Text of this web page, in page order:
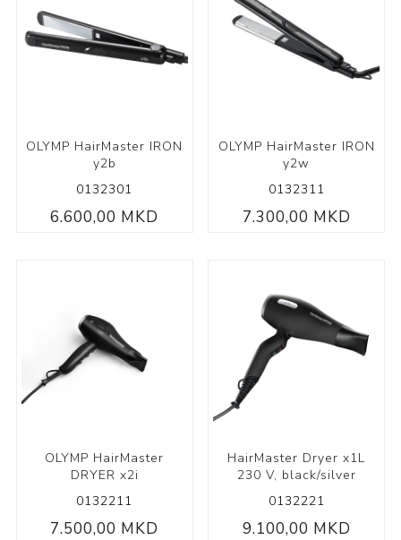
OLYMP HairMaster IRON
y2b
0132301
6.600,00 MKD
OLYMP HairMaster IRON
y2w
0132311
7.300,00 MKD
OLYMP HairMaster
DRYER x2i
0132211
7.500,00 MKD
HairMaster Dryer x1L
230 V, black/silver
0132221
9.100,00 MKD